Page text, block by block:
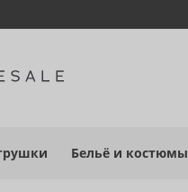
Бельё и костюмы